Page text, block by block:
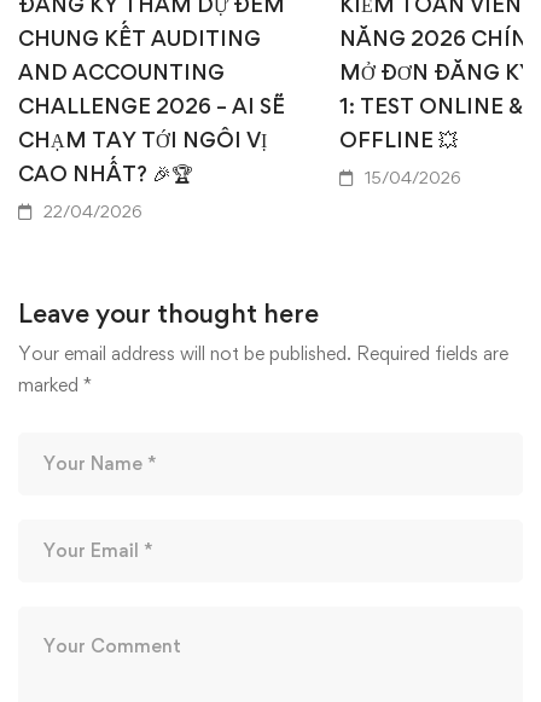
CHUNG KẾT AUDITING
AND ACCOUNTING
CHALLENGE 2026 – AI SẼ
CHẠM TAY TỚI NGÔI VỊ
CAO NHẤT? 🎉🏆
22/04/2026
NĂNG 2026
MỞ ĐƠN ĐĂNG KÝ
1: TEST ONLINE &
OFFLINE 💥
15/04/2026
Leave your thought here
Your email address will not be published. Required fields are
marked *